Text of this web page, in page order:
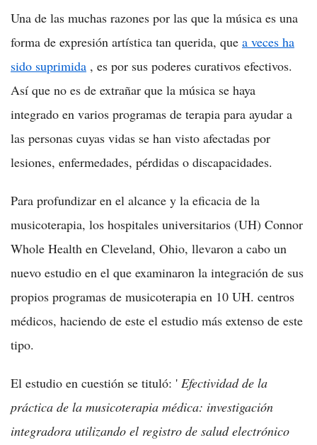
Una de las muchas razones por las que la música es una
forma de expresión artística tan querida, que a veces ha
sido suprimida , es por sus poderes curativos efectivos.
Así que no es de extrañar que la música se haya
integrado en varios programas de terapia para ayudar a
las personas cuyas vidas se han visto afectadas por
lesiones, enfermedades, pérdidas o discapacidades.
Para profundizar en el alcance y la eficacia de la
musicoterapia, los hospitales universitarios (UH) Connor
Whole Health en Cleveland, Ohio, llevaron a cabo un
nuevo estudio en el que examinaron la integración de sus
propios programas de musicoterapia en 10 UH. centros
médicos, haciendo de este el estudio más extenso de este
tipo.
El estudio en cuestión se tituló: ' Efectividad de la
práctica de la musicoterapia médica: investigación
integradora utilizando el registro de salud electrónico